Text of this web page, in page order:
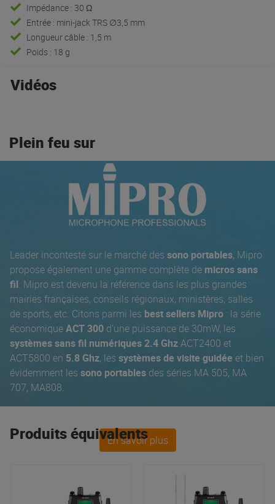
Impédance : 30 Ω
Entrée : mini-jack TRS ∅3,5 mm
Longueur câble : 1,5 m
Poids : 18 g
Vidéos
Plein feu sur
Leader incontesté sur le marché des sono portables, Mipro
propose également une gamme complète de micros sans
fil. Mipro est devenu la référence dans les plus grandes
mairies françaises, conseils régionaux, ministères, salles
de sports, etc. Citons parmi les best sellers Mipro : la série
économiqueACT 300 d’une puissance de 30mW, les
systèmes sans fil numériques 2.4 GhzACT2400 et
ACT5800 en 5.8 Ghz, les systèmes de visite guidée et bien
évidemment les sono portables des séries MA 505, MA
707, MA808.
En savoir plus
Produits équivalents